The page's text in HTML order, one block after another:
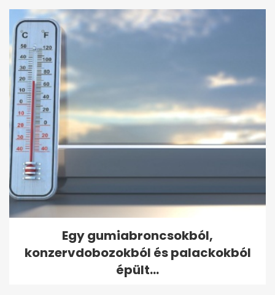
Egy gumiabroncsokból,
konzervdobozokból és palackokból
épült...